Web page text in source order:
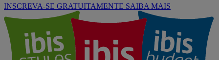
INSCREVA-SE GRATUITAMENTE SAIBA MAIS